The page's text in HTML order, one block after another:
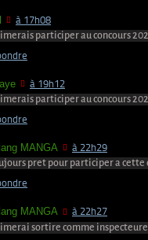
à 17h08
participer au concours
à 19h12
participer au concours
MANGA à 22h29
pret pour participer a cette
MANGA à 22h27
sortire comme inspecteure